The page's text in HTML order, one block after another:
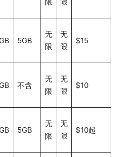
限
限
5GB
无
限
无
限
$15
不含
无
限
无
限
$10
5GB
无
限
无
限
$10起